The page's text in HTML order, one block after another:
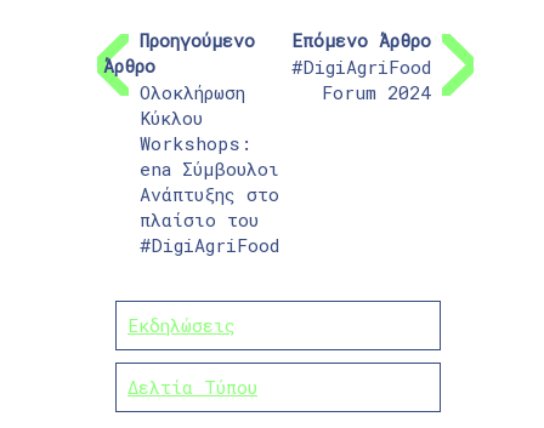
Προηγούμενο
Άρθρο
Ολοκλήρωση
Κύκλου
Workshops:
ena Σύμβουλοι
Ανάπτυξης στο
πλαίσιο του
#DigiAgriFood
Επόμενο Άρθρο
#DigiAgriFood
Forum 2024
Εκδηλώσεις
Δελτία Τύπου